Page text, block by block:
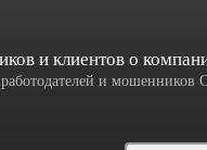
и клиентов о
и мошенников